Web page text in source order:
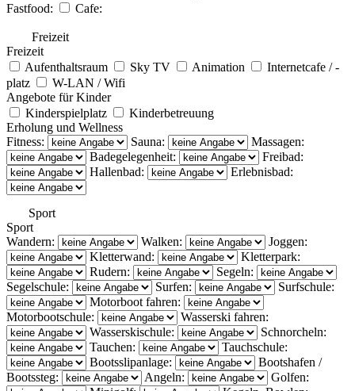
Fastfood:
Cafe:
Freizeit
Freizeit
Aufenthaltsraum
Sky TV Animation
Internetcafe / -
platz
W-LAN / Wifi
Angebote für Kinder
Kinderspielplatz
Kinderbetreuung
Erholung und Wellness
Fitness:
Sauna:
Massagen:
Badegelegenheit:
Freibad:
Hallenbad:
Erlebnisbad:
Sport
Sport
Wandern:
Walken:
Joggen:
Kletterwand:
Kletterpark:
Rudern:
Segeln:
Segelschule:
Surfen:
Surfschule:
Motorboot fahren:
Motorbootschule:
Wasserski fahren:
Wasserskischule:
Schnorcheln:
Tauchen:
Tauchschule:
Bootsslipanlage:
Bootshafen /
Bootssteg:
Angeln:
Golfen: